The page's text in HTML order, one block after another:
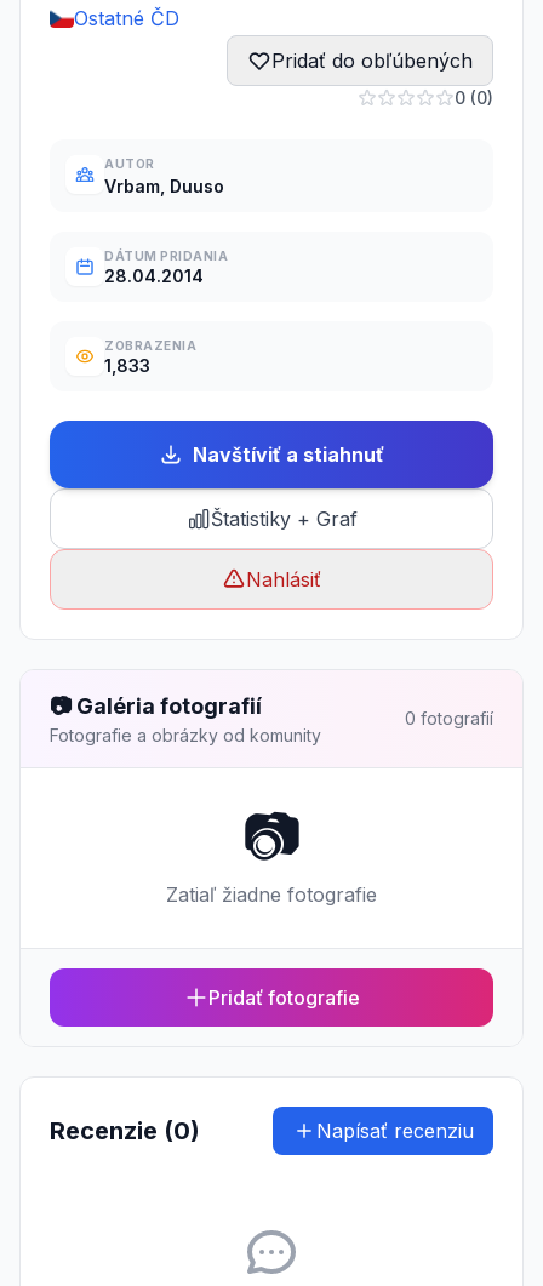
Ostatné ČD
Pridať do obľúbených
0 (0)
AUTOR
Vrbam, Duuso
DÁTUM PRIDANIA
28.04.2014
ZOBRAZENIA
1,833
Navštíviť a stiahnuť
Štatistiky + Graf
Nahlásiť
📷 Galéria fotografií
Fotografie a obrázky od komunity
0 fotografií
📷
Zatiaľ žiadne fotografie
Pridať fotografie
Recenzie (0) Napísať recenziu